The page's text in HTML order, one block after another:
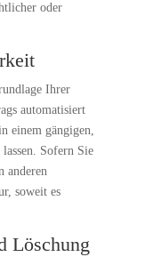
oder
Ihrer
automatisiert
einem gängigen,
Sofern Sie
anderen
soweit es
Löschung